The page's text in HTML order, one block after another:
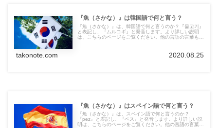
『魚（さかな）』は韓国語で何と言う？
『魚（さかな）』は、韓国語で何と言うのか？『물고기』
と表記し、『ムルコギ』と発音します。より詳しい説明
は、こちらのページをご覧ください。他の言語の言葉も紹
takonote.com 2020.08.25
『魚（さかな）』はスペイン語で何と言う？
『魚（さかな）』は、スペイン語で何と言うのか？
『pez』と表記し、『ペス』と発音します。より詳しい説
明は、こちらのページをご覧ください。他の言語の言葉も